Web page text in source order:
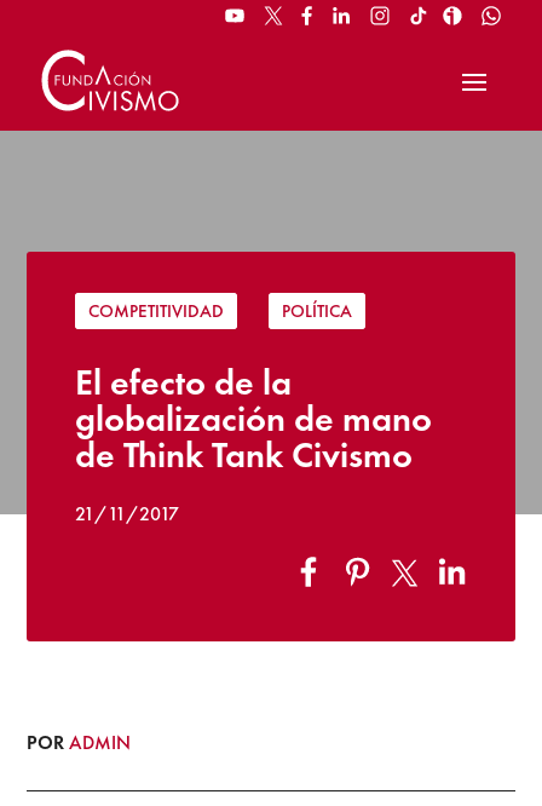
COMPETITIVIDAD POLÍTICA
El efecto de la
globalización de mano
de Think Tank Civismo
21/11/2017
PORADMIN